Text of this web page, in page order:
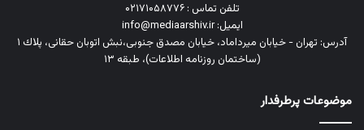
تلفن تماس : ۰۲۱۷۱۰۵۸۷۷۶
ایمیل: info@mediaarshiv.ir
آدرس: تهران - خیابان میرداماد، خیابان مصدق جنوبی،نبش اتوبان حقانی، پلاك ١
(ساختمان روزنامه اطلاعات)، طبقه ۱۳
موضوعات پرطرفدار